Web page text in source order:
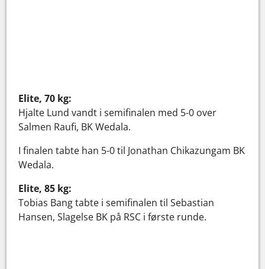
Elite, 70 kg:
Hjalte Lund vandt i semifinalen med 5-0 over
Salmen Raufi, BK Wedala.
I finalen tabte han 5-0 til Jonathan Chikazungam BK
Wedala.
Elite, 85 kg:
Tobias Bang tabte i semifinalen til Sebastian
Hansen, Slagelse BK på RSC i første runde.